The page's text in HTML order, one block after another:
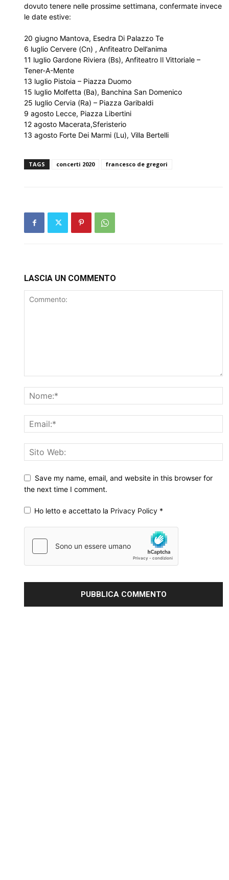
dovuto tenere nelle prossime settimana, confermate invece
le date estive:
20 giugno Mantova, Esedra Di Palazzo Te
6 luglio Cervere (Cn) , Anfiteatro Dell’anima
11 luglio Gardone Riviera (Bs), Anfiteatro Il Vittoriale –
Tener-A-Mente
13 luglio Pistoia – Piazza Duomo
15 luglio Molfetta (Ba), Banchina San Domenico
25 luglio Cervia (Ra) – Piazza Garibaldi
9 agosto Lecce, Piazza Libertini
12 agosto Macerata,Sferisterio
13 agosto Forte Dei Marmi (Lu), Villa Bertelli
TAGS concerti 2020 francesco de gregori
LASCIA UN COMMENTO
Save my name, email, and website in this browser for
the next time I comment.
Ho letto e accettato la Privacy Policy *